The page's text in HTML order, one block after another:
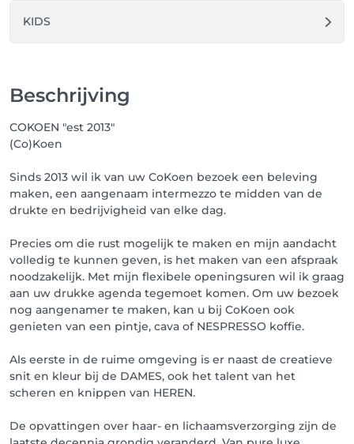
COKOEN ✂️
KIDS
Beschrijving
COKOEN "est 2013"
(Co)Koen
Sinds 2013 wil ik van uw CoKoen bezoek een beleving
maken, een aangenaam intermezzo te midden van de
drukte en bedrijvigheid van elke dag.
Precies om die rust mogelijk te maken en mijn aandacht
volledig te kunnen geven, is het maken van een afspraak
noodzakelijk. Met mijn flexibele openingsuren wil ik graag
aan uw drukke agenda tegemoet komen. Om uw bezoek
nog aangenamer te maken, kan u bij CoKoen ook
genieten van een pintje, cava of NESPRESSO koffie.
Als eerste in de ruime omgeving is er naast de creatieve
snit en kleur bij de DAMES, ook het talent van het
scheren en knippen van HEREN.
De opvattingen over haar- en lichaamsverzorging zijn de